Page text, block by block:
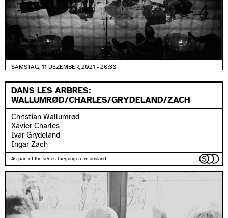
SAMSTAG, 11 DEZEMBER, 2021 - 20:30
DANS LES ARBRES:
WALLUMRØD/CHARLES/GRYDELAND/ZACH
Christian Wallumrød
Xavier Charles
Ivar Grydeland
Ingar Zach
As part of the series biegungen im ausland